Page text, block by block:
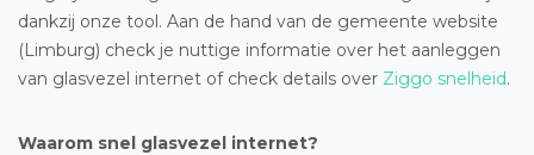
dankzij onze tool. Aan de hand van de gemeente website
(Limburg) check je nuttige informatie over het aanleggen
van glasvezel internet of check details over Ziggo snelheid.
Waarom snel glasvezel internet?